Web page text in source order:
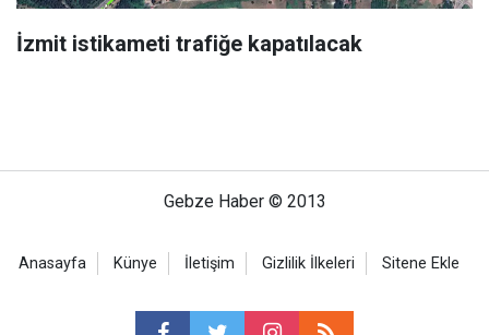
İzmit istikameti trafiğe kapatılacak
Gebze Haber © 2013
Anasayfa Künye İletişim Gizlilik İlkeleri Sitene Ekle